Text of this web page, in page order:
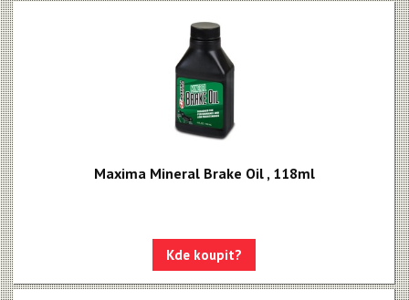
Maxima Mineral Brake Oil , 118ml
Kde koupit?